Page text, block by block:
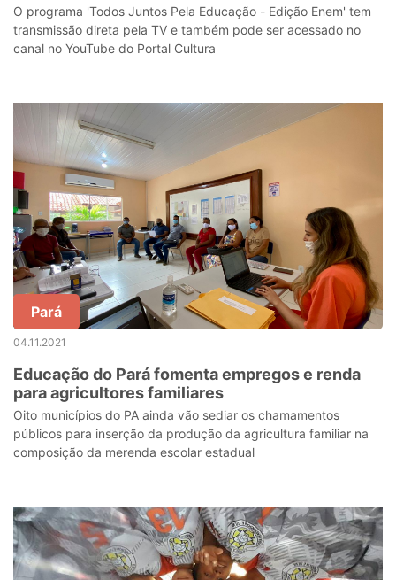
O programa 'Todos Juntos Pela Educação - Edição Enem' tem
transmissão direta pela TV e também pode ser acessado no
canal no YouTube do Portal Cultura
Pará
04.11.2021
Educação do Pará fomenta empregos e renda
para agricultores familiares
Oito municípios do PA ainda vão sediar os chamamentos
públicos para inserção da produção da agricultura familiar na
composição da merenda escolar estadual